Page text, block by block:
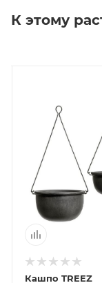
К этому
Кашпо TREEZ